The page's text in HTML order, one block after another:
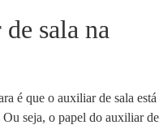
sala na
é que o auxiliar de sala está
seja, o papel do auxiliar de